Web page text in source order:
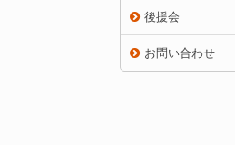
後援会
お問い合わせ